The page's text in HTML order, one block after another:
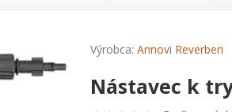
Výrobca: Annovi Reverberi
Nástavec k